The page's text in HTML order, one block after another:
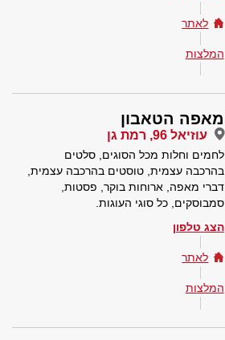
לאתר
המלצות
מאפה הטאבון
עוזיאל 96, רמת גן
לחמים וחלות מכל הסוגים, סלטים
בהרכבה עצמית, טוסטים בהרכבה עצמית,
דברי מאפה, ארוחות בוקר, פסטות,
סמבוסקים, כל סוגי העוגות.
הצג טלפון
לאתר
המלצות